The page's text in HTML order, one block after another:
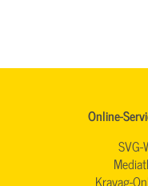
Online-
SVG-
Kravag-